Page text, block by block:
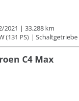
2021
33.288 km
(131 PS)
Schaltgetriebe
C4 Max